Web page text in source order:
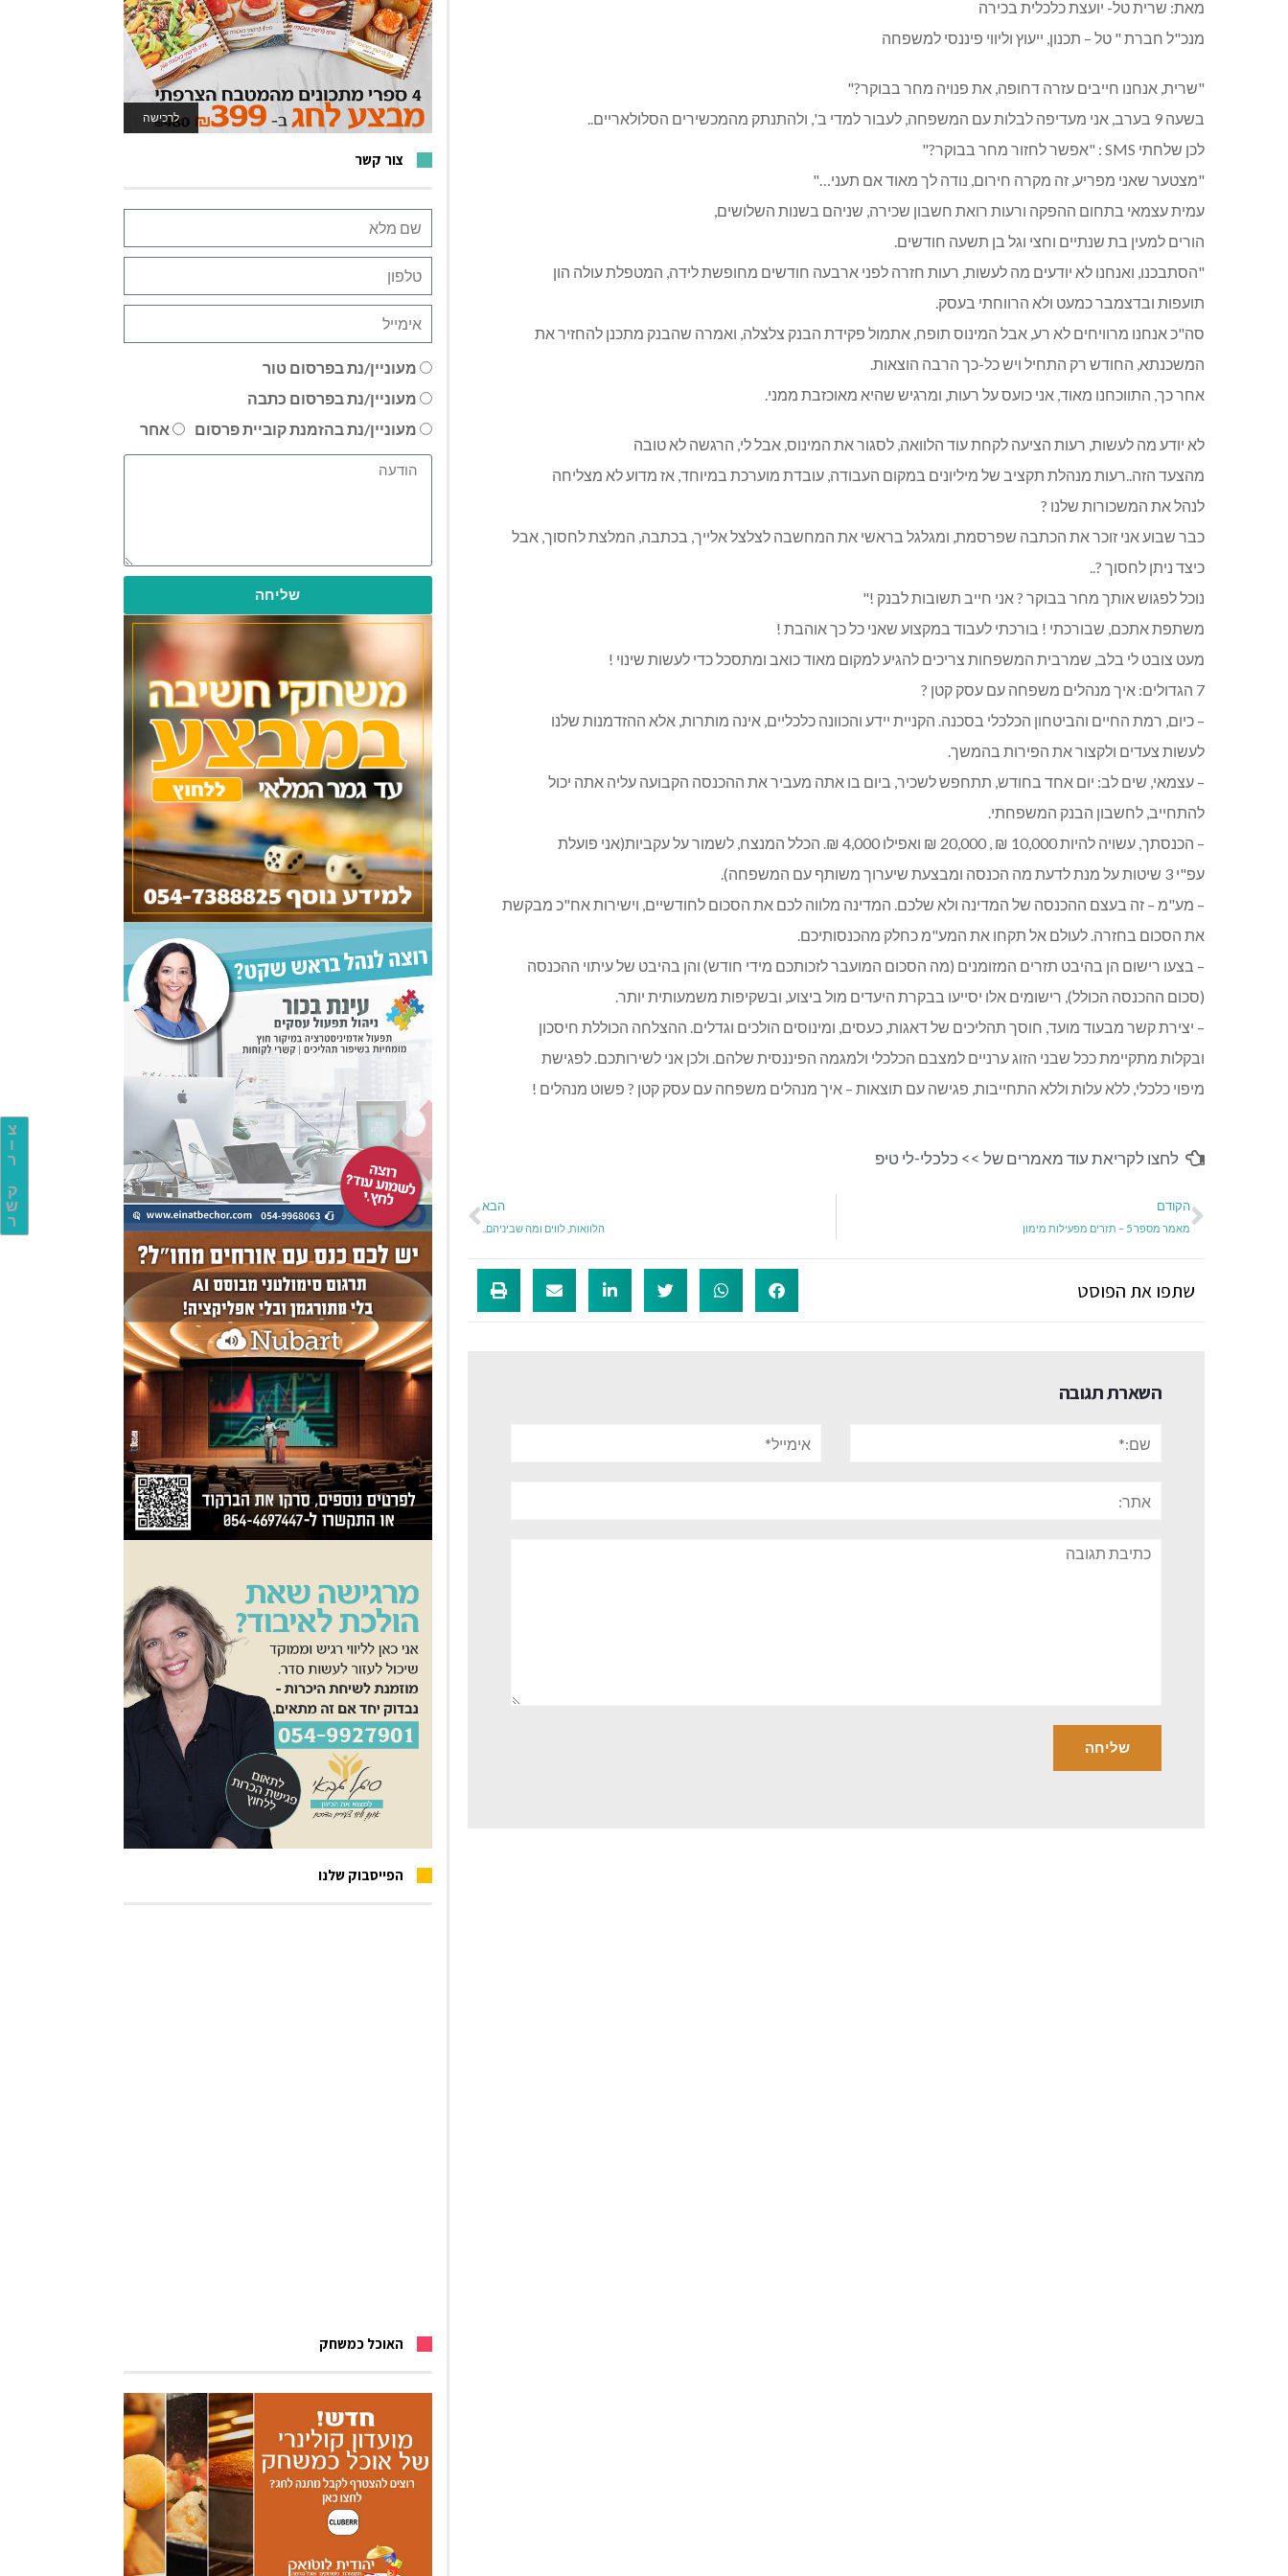
צ
ו
ר
ק
ש
ר
מאת: שרית טל- יועצת כלכלית בכירה
מנכ"ל חברת " טל – תכנון, ייעוץ וליווי פיננסי למשפחה
"שרית, אנחנו חייבים עזרה דחופה, את פנויה מחר בבוקר?"
בשעה 9 בערב, אני מעדיפה לבלות עם המשפחה, לעבור למדי ב', ולהתנתק מהמכשירים הסלולאריים..
לכן שלחתי SMS : "אפשר לחזור מחר בבוקר?"
"מצטער שאני מפריע, זה מקרה חירום, נודה לך מאוד אם תעני…"
עמית עצמאי בתחום ההפקה ורעות רואת חשבון שכירה, שניהם בשנות השלושים,
הורים למעין בת שנתיים וחצי וגל בן תשעה חודשים.
"הסתבכנו, ואנחנו לא יודעים מה לעשות, רעות חזרה לפני ארבעה חודשים מחופשת לידה, המטפלת עולה הון
תועפות ובדצמבר כמעט ולא הרווחתי בעסק.
סה"כ אנחנו מרוויחים לא רע, אבל המינוס תופח, אתמול פקידת הבנק צלצלה, ואמרה שהבנק מתכנן להחזיר את
המשכנתא, החודש רק התחיל ויש כל-כך הרבה הוצאות.
אחר כך, התווכחנו מאוד, אני כועס על רעות, ומרגיש שהיא מאוכזבת ממני.
לא יודע מה לעשות, רעות הציעה לקחת עוד הלוואה, לסגור את המינוס, אבל לי, הרגשה לא טובה
מהצעד הזה..רעות מנהלת תקציב של מיליונים במקום העבודה, עובדת מוערכת במיוחד, אז מדוע לא מצליחה
לנהל את המשכורות שלנו ?
כבר שבוע אני זוכר את הכתבה שפרסמת, ומגלגל בראשי את המחשבה לצלצל אלייך, בכתבה, המלצת לחסוך, אבל
כיצד ניתן לחסוך ?..
נוכל לפגוש אותך מחר בבוקר ? אני חייב תשובות לבנק !"
משתפת אתכם, שבורכתי ! בורכתי לעבוד במקצוע שאני כל כך אוהבת !
מעט צובט לי בלב, שמרבית המשפחות צריכים להגיע למקום מאוד כואב ומתסכל כדי לעשות שינוי !
7 הגדולים: איך מנהלים משפחה עם עסק קטן ?
– כיום, רמת החיים והביטחון הכלכלי בסכנה. הקניית יידע והכוונה כלכליים, אינה מותרות, אלא ההזדמנות שלנו
לעשות צעדים ולקצור את הפירות בהמשך.
– עצמאי, שים לב: יום אחד בחודש, תתחפש לשכיר, ביום בו אתה מעביר את ההכנסה הקבועה עליה אתה יכול
להתחייב, לחשבון הבנק המשפחתי.
– הכנסתך, עשויה להיות 10,000 ₪ , 20,000 ₪ ואפילו 4,000 ₪. הכלל המנצח, לשמור על עקביות(אני פועלת
עפ"י 3 שיטות על מנת לדעת מה הכנסה ומבצעת שיערוך משותף עם המשפחה).
– מע"מ – זה בעצם ההכנסה של המדינה ולא שלכם. המדינה מלווה לכם את הסכום לחודשיים, וישירות אח"כ מבקשת
את הסכום בחזרה. לעולם אל תקחו את המע"מ כחלק מהכנסותיכם.
– בצעו רישום הן בהיבט תזרים המזומנים (מה הסכום המועבר לזכותכם מידי חודש) והן בהיבט של עיתוי ההכנסה
(סכום ההכנסה הכולל), רישומים אלו יסייעו בבקרת היעדים מול ביצוע, ובשקיפות משמעותית יותר.
– יצירת קשר מבעוד מועד, חוסך תהליכים של דאגות, כעסים, ומינוסים הולכים וגדלים. ההצלחה הכוללת חיסכון
ובקלות מתקיימת ככל שבני הזוג ערניים למצבם הכלכלי ולמגמה הפיננסית שלהם. ולכן אני לשירותכם. לפגישת
מיפוי כלכלי, ללא עלות וללא התחייבות, פגישה עם תוצאות – איך מנהלים משפחה עם עסק קטן ? פשוט מנהלים !
לחצו לקריאת עוד מאמרים של >> כלכלי-לי טיפ
הקודם
מאמר מספר 5 – תזרים מפעילות מימון
הבא
הלוואות, לווים ומה שביניהם..
שתפו את הפוסט
השארת תגובה
תגובה
לרכישה
לאתר המשחקים
צור קשר
מעוניין/נת בפרסום טור
מעוניין/נת בפרסום כתבה
מעוניין/נת בהזמנת קוביית פרסום
אחר
שליחה
הפייסבוק שלנו
האוכל כמשחק